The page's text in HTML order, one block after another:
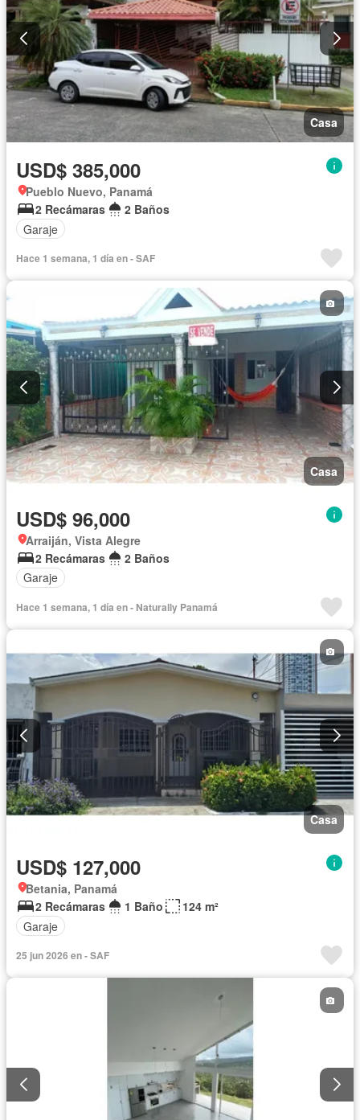
Casa
USD$ 385,000
Pueblo Nuevo, Panamá
2 Recámaras
2 Baños
Garaje
Hace 1 semana, 1 día en - SAF
Casa
USD$ 96,000
Arraiján, Vista Alegre
2 Recámaras
2 Baños
Garaje
Hace 1 semana, 1 día en - Naturally Panamá
Casa
USD$ 127,000
Betania, Panamá
2 Recámaras
1 Baño
124 m²
Garaje
25 jun 2026 en - SAF